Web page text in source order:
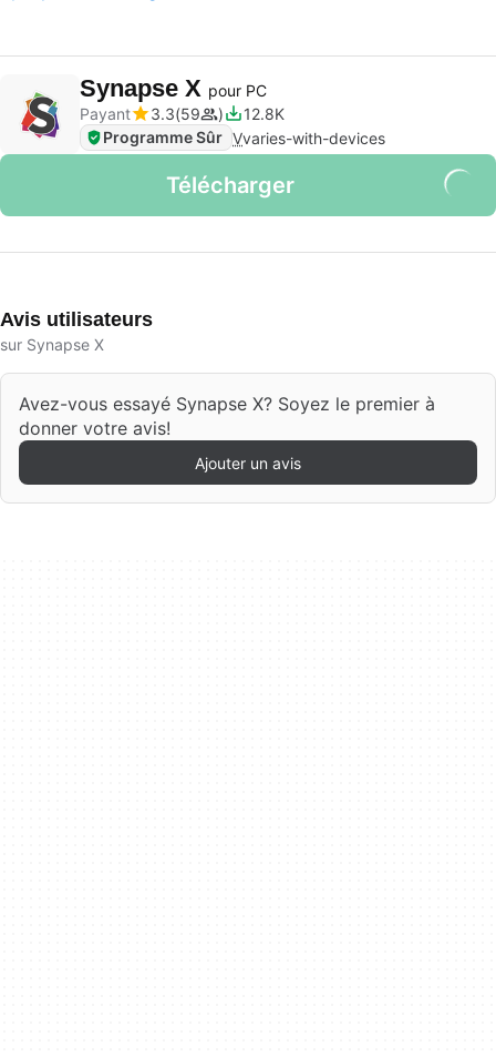
Synapse X pour PC
Payant
3.3 59
12.8K
Programme Sûr Vvaries-with-devices
Télécharger
Avis utilisateurs
sur Synapse X
Avez-vous essayé Synapse X? Soyez le premier à
donner votre avis!
Ajouter un avis